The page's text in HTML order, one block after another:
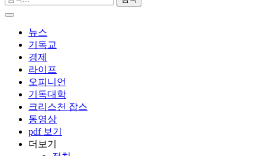
뉴스
기독교
경제
라이프
오피니언
기독대학
크리스천 잡스
동영상
pdf 보기
더보기